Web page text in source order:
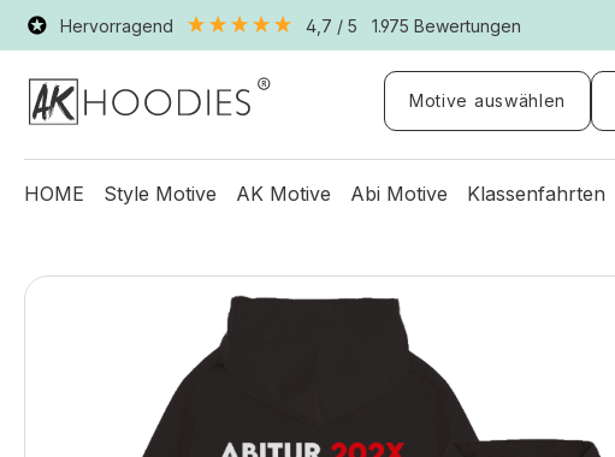
Hervorragend 4,7 / 5 1.975 Bewertungen
Motive auswählen
HOME Style Motive AK Motive Abi Motive Klassenfahrten